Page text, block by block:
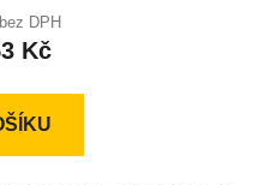
produktu
DPH
Kč